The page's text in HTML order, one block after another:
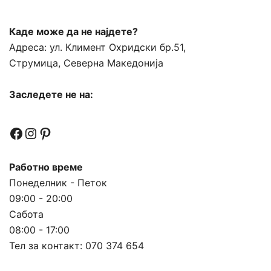
Каде може да не најдете?
Адреса: ул. Климент Охридски бр.51,
Струмица, Северна Македонија
Заследете не на:
Facebook
Instagram
Pinterest
Работно време
Понеделник - Петок
09:00 - 20:00
Сабота
08:00 - 17:00
Тел за контакт: 070 374 654